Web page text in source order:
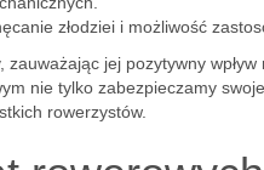
złodziei i możliwość
jej pozytywny
nie tylko zabezpieczamy
rowerzystów.